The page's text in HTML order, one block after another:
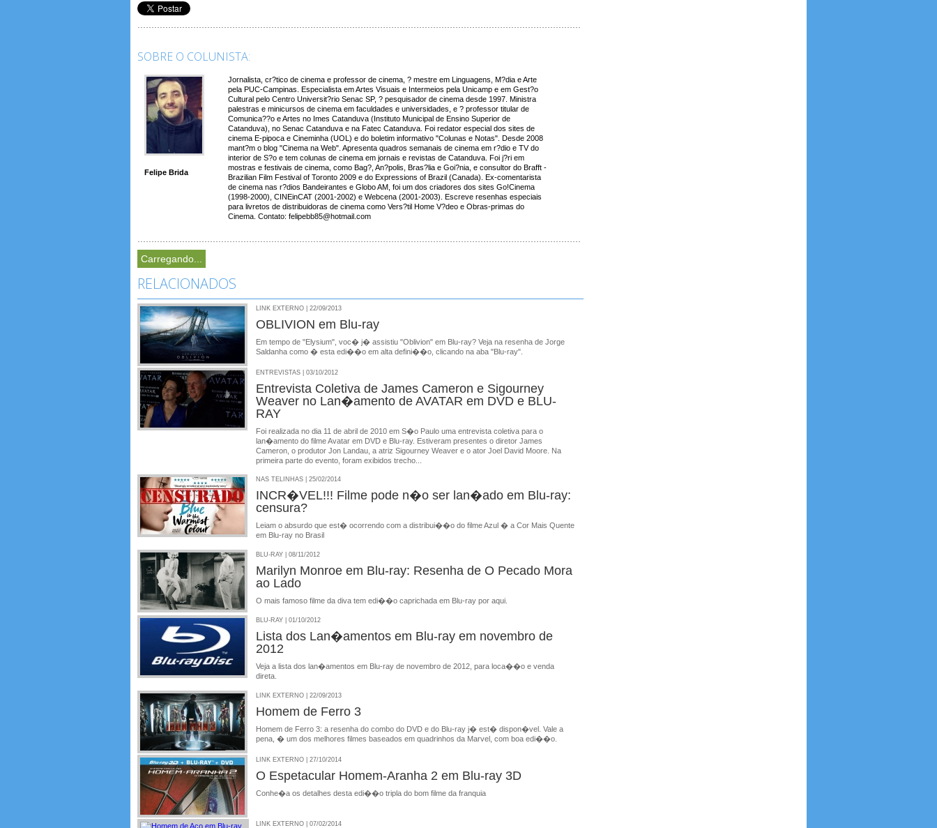
SOBRE O COLUNISTA:
Felipe Brida
Jornalista, cr?tico de cinema e professor de cinema, ? mestre em Linguagens, M?dia e Arte
pela PUC-Campinas. Especialista em Artes Visuais e Intermeios pela Unicamp e em Gest?o
Cultural pelo Centro Universit?rio Senac SP, ? pesquisador de cinema desde 1997. Ministra
palestras e minicursos de cinema em faculdades e universidades, e ? professor titular de
Comunica??o e Artes no Imes Catanduva (Instituto Municipal de Ensino Superior de
Catanduva), no Senac Catanduva e na Fatec Catanduva. Foi redator especial dos sites de
cinema E-pipoca e Cineminha (UOL) e do boletim informativo "Colunas e Notas". Desde 2008
mant?m o blog "Cinema na Web". Apresenta quadros semanais de cinema em r?dio e TV do
interior de S?o e tem colunas de cinema em jornais e revistas de Catanduva. Foi j?ri em
mostras e festivais de cinema, como Bag?, An?polis, Bras?lia e Goi?nia, e consultor do Brafft -
Brazilian Film Festival of Toronto 2009 e do Expressions of Brazil (Canada). Ex-comentarista
de cinema nas r?dios Bandeirantes e Globo AM, foi um dos criadores dos sites Go!Cinema
(1998-2000), CINEinCAT (2001-2002) e Webcena (2001-2003). Escreve resenhas especiais
para livretos de distribuidoras de cinema como Vers?til Home V?deo e Obras-primas do
Cinema. Contato: felipebb85@hotmail.com
Carregando...
RELACIONADOS
LINK EXTERNO | 22/09/2013
OBLIVION em Blu-ray
Em tempo de "Elysium", voc� j� assistiu "Oblivion" em Blu-ray? Veja na resenha de Jorge
Saldanha como � esta edi��o em alta defini��o, clicando na aba "Blu-ray".
ENTREVISTAS | 03/10/2012
Entrevista Coletiva de James Cameron e Sigourney
Weaver no Lan�amento de AVATAR em DVD e BLU-
RAY
Foi realizada no dia 11 de abril de 2010 em S�o Paulo uma entrevista coletiva para o
lan�amento do filme Avatar em DVD e Blu-ray. Estiveram presentes o diretor James
Cameron, o produtor Jon Landau, a atriz Sigourney Weaver e o ator Joel David Moore. Na
primeira parte do evento, foram exibidos trecho...
NAS TELINHAS | 25/02/2014
INCR�VEL!!! Filme pode n�o ser lan�ado em Blu-ray:
censura?
Leiam o absurdo que est� ocorrendo com a distribui��o do filme Azul � a Cor Mais Quente
em Blu-ray no Brasil
BLU-RAY | 08/11/2012
Marilyn Monroe em Blu-ray: Resenha de O Pecado Mora
ao Lado
O mais famoso filme da diva tem edi��o caprichada em Blu-ray por aqui.
BLU-RAY | 01/10/2012
Lista dos Lan�amentos em Blu-ray em novembro de
2012
Veja a lista dos lan�amentos em Blu-ray de novembro de 2012, para loca��o e venda
direta.
LINK EXTERNO | 22/09/2013
Homem de Ferro 3
Homem de Ferro 3: a resenha do combo do DVD e do Blu-ray j� est� dispon�vel. Vale a
pena, � um dos melhores filmes baseados em quadrinhos da Marvel, com boa edi��o.
LINK EXTERNO | 27/10/2014
O Espetacular Homem-Aranha 2 em Blu-ray 3D
Conhe�a os detalhes desta edi��o tripla do bom filme da franquia
LINK EXTERNO | 07/02/2014